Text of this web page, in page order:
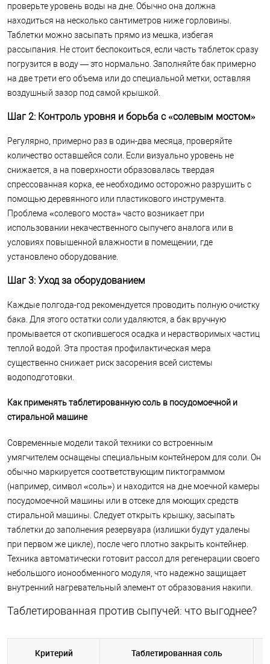
проверьте уровень воды на дне. Обычно она должна
находиться на несколько сантиметров ниже горловины.
Таблетки можно засыпать прямо из мешка, избегая
рассыпания. Не стоит беспокоиться, если часть таблеток сразу
погрузится в воду — это нормально. Заполняйте бак примерно
на две трети его объема или до специальной метки, оставляя
воздушный зазор под самой крышкой.
Шаг 2: Контроль уровня и борьба с «солевым мостом»
Регулярно, примерно раз в один-два месяца, проверяйте
количество оставшейся соли. Если визуально уровень не
снижается, а на поверхности образовалась твердая
спрессованная корка, ее необходимо осторожно разрушить с
помощью деревянного или пластикового инструмента.
Проблема «солевого моста» часто возникает при
использовании некачественного сыпучего аналога или в
условиях повышенной влажности в помещении, где
установлено оборудование.
Шаг 3: Уход за оборудованием
Каждые полгода-год рекомендуется проводить полную очистку
бака. Для этого остатки соли удаляются, а бак вручную
промывается от скопившегося осадка и нерастворимых частиц
теплой водой. Эта простая профилактическая мера
существенно снижает риск засорения всей системы
водоподготовки.
Как применять таблетированную соль в посудомоечной и
стиральной машине
Современные модели такой техники со встроенным
умягчителем оснащены специальным контейнером для соли. Он
обычно маркируется соответствующим пиктограммом
(например, символ «соль») и находится на дне моечной камеры
посудомоечной машины или в отсеке для моющих средств
стиральной машины. Следует открыть крышку, засыпать
таблетки до заполнения резервуара (излишки будут удалены
при первом же цикле), после чего плотно закрыть контейнер.
Техника автоматически готовит рассол для регенерации своего
небольшого ионообменного модуля, что надежно защищает
внутренний нагревательный элемент от образования накипи.
Таблетированная против сыпучей: что выгоднее?
Критерий Таблетированная соль